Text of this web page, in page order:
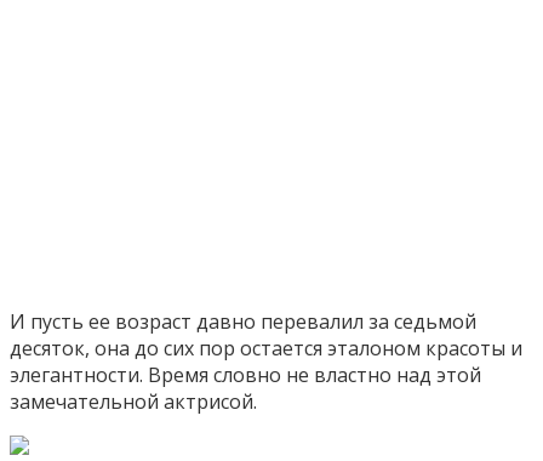
И пусть ее возраст давно перевалил за седьмой
десяток, она до сих пор остается эталоном красоты и
элегантности. Время словно не властно над этой
замечательной актрисой.